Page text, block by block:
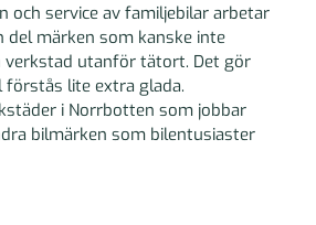
och service av familjebilar arbetar
del märken som kanske inte
verkstad utanför tätort. Det gör
förstås lite extra glada.
i Norrbotten som jobbar
bilmärken som bilentusiaster